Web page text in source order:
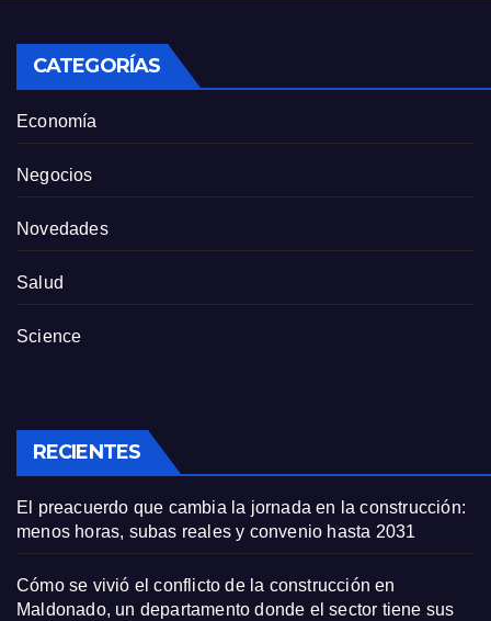
CATEGORÍAS
Economía
Negocios
Novedades
Salud
Science
RECIENTES
El preacuerdo que cambia la jornada en la construcción:
menos horas, subas reales y convenio hasta 2031
Cómo se vivió el conflicto de la construcción en
Maldonado, un departamento donde el sector tiene sus